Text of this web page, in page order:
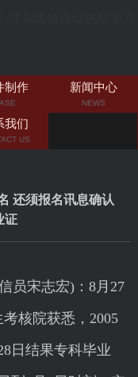
制作 新闻中心
NEWS
我们
US
还须报名讯息确认
证
宋志宏)：8月27
核院获悉，2005
日结果专科毕业